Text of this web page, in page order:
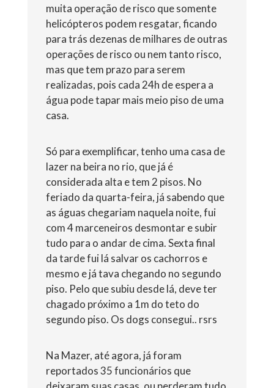
muita operação de risco que somente
helicópteros podem resgatar, ficando
para trás dezenas de milhares de outras
operações de risco ou nem tanto risco,
mas que tem prazo para serem
realizadas, pois cada 24h de espera a
água pode tapar mais meio piso de uma
casa.
Só para exemplificar, tenho uma casa de
lazer na beira no rio, que já é
considerada alta e tem 2 pisos. No
feriado da quarta-feira, já sabendo que
as águas chegariam naquela noite, fui
com 4 marceneiros desmontar e subir
tudo para o andar de cima. Sexta final
da tarde fui lá salvar os cachorros e
mesmo e já tava chegando no segundo
piso. Pelo que subiu desde lá, deve ter
chagado próximo a 1m do teto do
segundo piso. Os dogs consegui.. rsrs
Na Mazer, até agora, já foram
reportados 35 funcionários que